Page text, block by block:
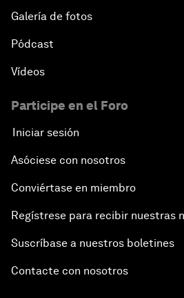
Galería de fotos
Pódcast
Vídeos
Participe en el Foro
Iniciar sesión
Asóciese con nosotros
Conviértase en miembro
Regístrese para recibir nuestras
Suscríbase a nuestros boletines
Contacte con nosotros